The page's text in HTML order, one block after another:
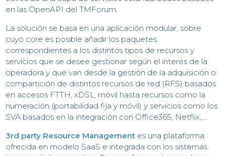
en las OpenAPI del TMForum.
La solución se basa en una aplicación modular, sobre
cuyo core es posible añadir los paquetes
correspondientes a los distintos tipos de recursos y
servicios que se desee gestionar según el interés de la
operadora y que van desde la gestión de la adquisición o
compartición de distintos recursos de red (RFS) basados
en accesos FTTH, xDSL, móvil hasta recursos como la
numeración (portabilidad fija y móvil) y servicios como los
SVA basados en la integración con Office365, Netflix,…
3rd party Resource Management es una plataforma
ofrecida en modelo SaaS e integrada con los sistemas